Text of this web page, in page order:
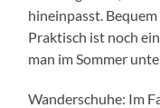
hineinpasst.
Praktisch ist noch
man im Sommer
Wanderschuhe: Im